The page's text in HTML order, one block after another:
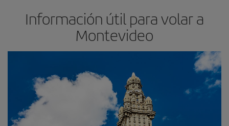
Información útil para volar a
Montevideo